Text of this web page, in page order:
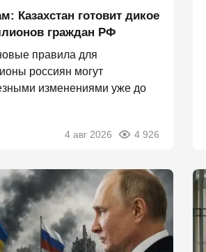
Казахстан готовит дикое
граждан РФ
правила для
россиян могут
изменениями уже до
4 авг 2026 4 926